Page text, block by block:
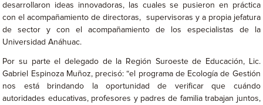
desarrollaron ideas innovadoras, las cuales se pusieron en práctica
con el acompañamiento de directoras, supervisoras y a propia jefatura
de sector y con el acompañamiento de los especialistas de la
Universidad Anáhuac.
Por su parte el delegado de la Región Suroeste de Educación, Lic.
Gabriel Espinoza Muñoz, precisó: “el programa de Ecología de Gestión
nos está brindando la oportunidad de verificar que cuándo
autoridades educativas, profesores y padres de familia trabajan juntos,